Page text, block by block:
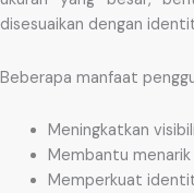
disesuaikan dengan
Beberapa manfaat
Meningkatkan
Membantu menarik
Memperkuat